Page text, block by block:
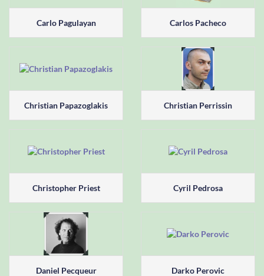
Carlo Pagulayan Carlos Pacheco
Christian Papazoglakis Christian Perrissin
Christopher Priest Cyril Pedrosa
Daniel Pecqueur Darko Perovic